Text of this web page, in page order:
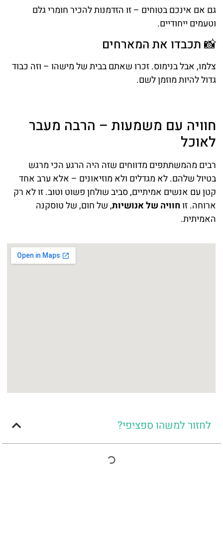
גם אם אינכם בטוחים – זו הזדמנות להכיר חומרי גלם
וטעמים ייחודיים.
📸 תכבדו את המארחים
צלמו, אבל בנימוס. זכרו שאתם בבית של מישהו – וזה כבוד
גדול להיות מוזמן לשם.
חוויה עם משמעות – הרבה מעבר
לאוכל
רבים מהמשתתפים מדווחים שזה היה הרגע הכי מרגש
בטיול שלהם. לא מגדלים ולא מוזיאונים – אלא ערב אחד
קטן עם אנשים אמיתיים, סביב שולחן פשוט וטוב. זו לא רק
ארוחה. זוחוויה של אנושיות, של חום, של טוסקנה
האמיתית.
לחזור למשהו ספציפי?